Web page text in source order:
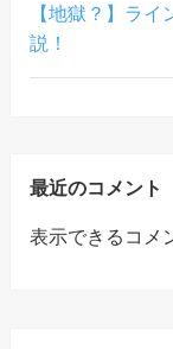
【地獄？】ラ
説！
最近のコメント
表示できるコメ